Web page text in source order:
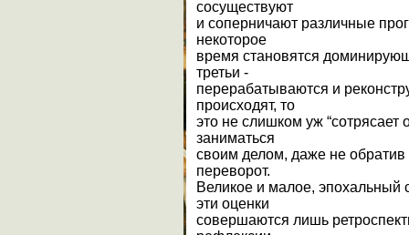
сосуществуют
и соперничают различные
некоторое
время становятся
третьи -
перерабатываются и
происходят, то
это не слишком уж
заниматься
своим делом, даже не
переворот.
Великое и малое, эпохальный
эти оценки
совершаются лишь